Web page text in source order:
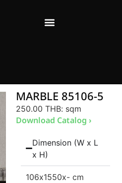
MARBLE 85106-5
250.00 THB: sqm
Download Catalog ›
Dimension (W x L
x H)
106x1550x- cm